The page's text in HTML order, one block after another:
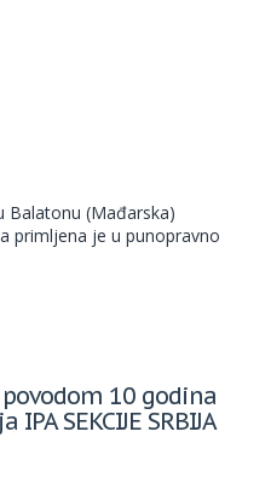
Balatonu (Mađarska)
primljena je u punopravno
10 godina
SEKCIJE SRBIJA